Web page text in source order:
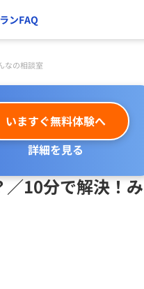
ンFAQ
なの相談室
いますぐ無料体験へ
詳細を見る
10分で解決！み